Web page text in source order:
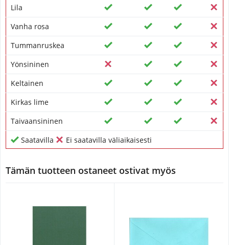
Lila
Vanha rosa
Tummanruskea
Yönsininen
Keltainen
Kirkas lime
Taivaansininen
Saatavilla
Ei saatavilla väliaikaisesti
Tämän tuotteen ostaneet ostivat myös